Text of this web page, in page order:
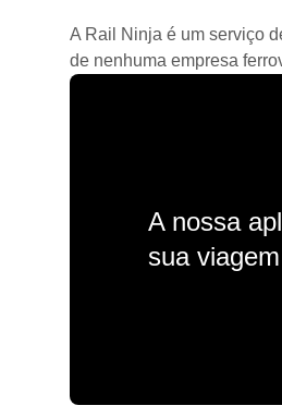
A Rail Ninja é um serviço
de nenhuma empresa
A nossa
sua